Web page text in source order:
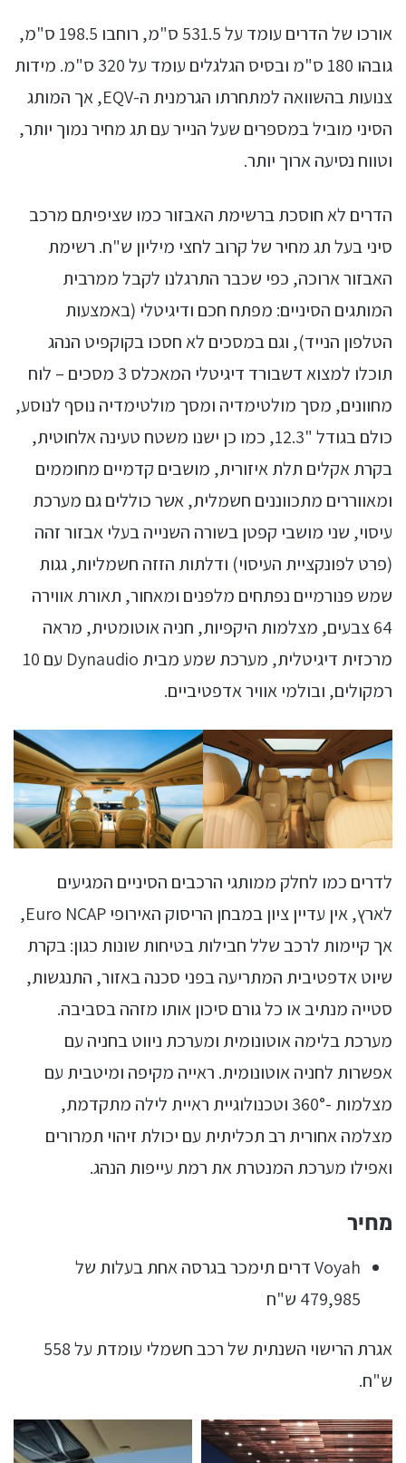
אורכו של הדרים עומד על 531.5 ס"מ, רוחבו 198.5 ס"מ,
גובהו 180 ס"מ ובסיס הגלגלים עומד על 320 ס"מ. מידות
צנועות בהשוואה למתחרתו הגרמנית ה-EQV, אך המותג
הסיני מוביל במספרים שעל הנייר עם תג מחיר נמוך יותר,
וטווח נסיעה ארוך יותר.
הדרים לא חוסכת ברשימת האבזור כמו שציפיתם מרכב
סיני בעל תג מחיר של קרוב לחצי מיליון ש"ח. רשימת
האבזור ארוכה, כפי שכבר התרגלנו לקבל ממרבית
המותגים הסיניים: מפתח חכם ודיגיטלי (באמצעות
הטלפון הנייד), וגם במסכים לא חסכו בקוקפיט הנהג
תוכלו למצוא דשבורד דיגיטלי המאכלס 3 מסכים – לוח
מחוונים, מסך מולטימדיה ומסך מולטימדיה נוסף לנוסע,
כולם בגודל "12.3, כמו כן ישנו משטח טעינה אלחוטית,
בקרת אקלים תלת איזורית, מושבים קדמיים מחוממים
ומאווררים מתכווננים חשמלית, אשר כוללים גם מערכת
עיסוי, שני מושבי קפטן בשורה השנייה בעלי אבזור זהה
(פרט לפונקציית העיסוי) ודלתות הזזה חשמליות, גגות
שמש פנורמיים נפתחים מלפנים ומאחור, תאורת אווירה
64 צבעים, מצלמות היקפיות, חניה אוטומטית, מראה
מרכזית דיגיטלית, מערכת שמע מבית Dynaudio עם 10
רמקולים, ובולמי אוויר אדפטיביים.
לדרים כמו לחלק ממותגי הרכבים הסיניים המגיעים
לארץ, אין עדיין ציון במבחן הריסוק האירופי Euro NCAP,
אך קיימות לרכב שלל חבילות בטיחות שונות כגון: בקרת
שיוט אדפטיבית המתריעה בפני סכנה באזור, התנגשות,
סטייה מנתיב או כל גורם סיכון אותו מזהה בסביבה.
מערכת בלימה אוטונומית ומערכת ניווט בחניה עם
אפשרות לחניה אוטונומית. ראייה מקיפה ומיטבית עם
מצלמות -360° וטכנולוגיית ראיית לילה מתקדמת,
מצלמה אחורית רב תכליתית עם יכולת זיהוי תמרורים
ואפילו מערכת המנטרת את רמת עייפות הנהג.
מחיר
Voyah דרים תימכר בגרסה אחת בעלות של
479,985 ש"ח
אגרת הרישוי השנתית של רכב חשמלי עומדת על 558
ש"ח.